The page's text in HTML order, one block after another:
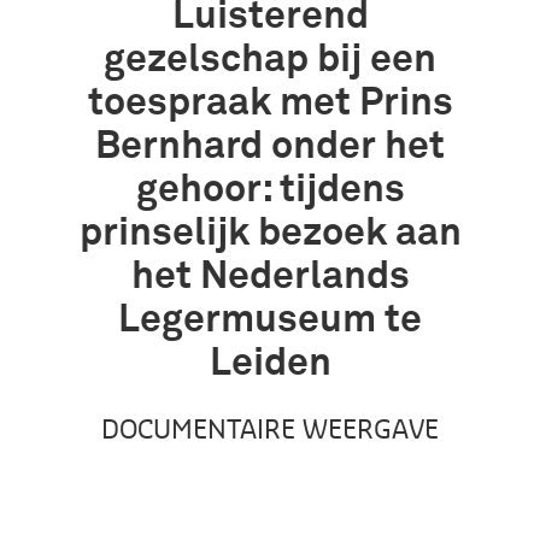
Luisterend
gezelschap bij een
toespraak met Prins
Bernhard onder het
gehoor: tijdens
prinselijk bezoek aan
het Nederlands
Legermuseum te
Leiden
DOCUMENTAIRE WEERGAVE